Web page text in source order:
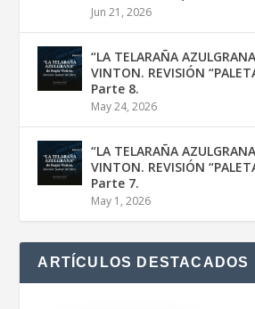
Jun 21, 2026
“LA TELARAÑA
VINTON. REVISIÓN
Parte 8.
May 24, 2026
“LA TELARAÑA
VINTON. REVISIÓN
Parte 7.
May 1, 2026
ARTÍCULOS DESTACADOS